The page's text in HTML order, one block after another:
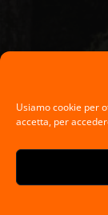
Usiamo cookie per
accetta, per